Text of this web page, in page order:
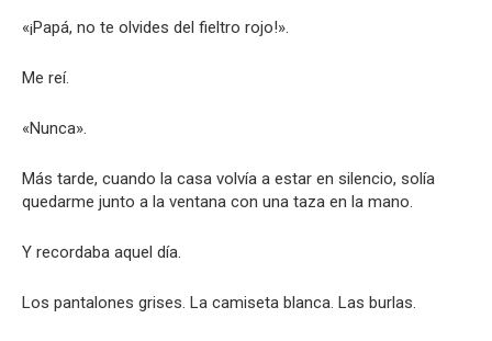
«¡Papá, no te olvides del fieltro rojo!».
Me reí.
«Nunca».
Más tarde, cuando la casa volvía a estar en silencio, solía
quedarme junto a la ventana con una taza en la mano.
Y recordaba aquel día.
Los pantalones grises. La camiseta blanca. Las burlas.